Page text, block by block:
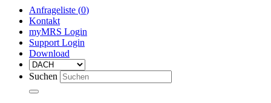
Anfrageliste (0)
Kontakt
myMRS Login
Support Login
Download
Suchen